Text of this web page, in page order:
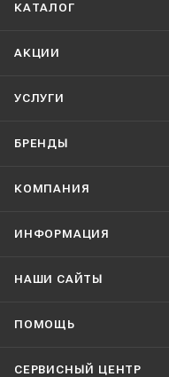
КАТАЛОГ
АКЦИИ
УСЛУГИ
БРЕНДЫ
КОМПАНИЯ
ИНФОРМАЦИЯ
НАШИ CАЙТЫ
ПОМОЩЬ
СЕРВИСНЫЙ ЦЕНТР